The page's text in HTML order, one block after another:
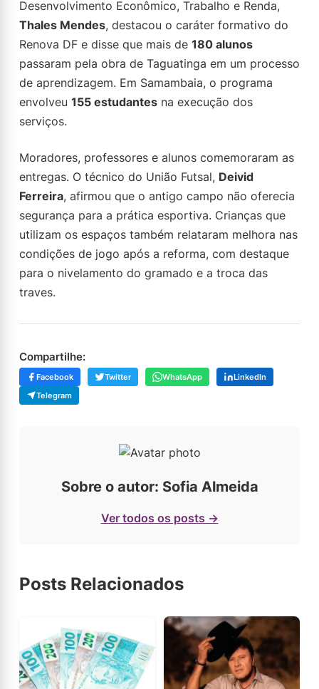
Desenvolvimento Econômico, Trabalho e Renda,
Thales Mendes, destacou o caráter formativo do
Renova DF e disse que mais de 180 alunos
passaram pela obra de Taguatinga em um processo
de aprendizagem. Em Samambaia, o programa
envolveu 155 estudantes na execução dos
serviços.
Moradores, professores e alunos comemoraram as
entregas. O técnico do União Futsal, Deivid
Ferreira, afirmou que o antigo campo não oferecia
segurança para a prática esportiva. Crianças que
utilizam os espaços também relataram melhora nas
condições de jogo após a reforma, com destaque
para o nivelamento do gramado e a troca das
traves.
Compartilhe:
Facebook Twitter WhatsApp
LinkedIn
Telegram
Sobre o autor: Sofia Almeida
Ver todos os posts →
Posts Relacionados